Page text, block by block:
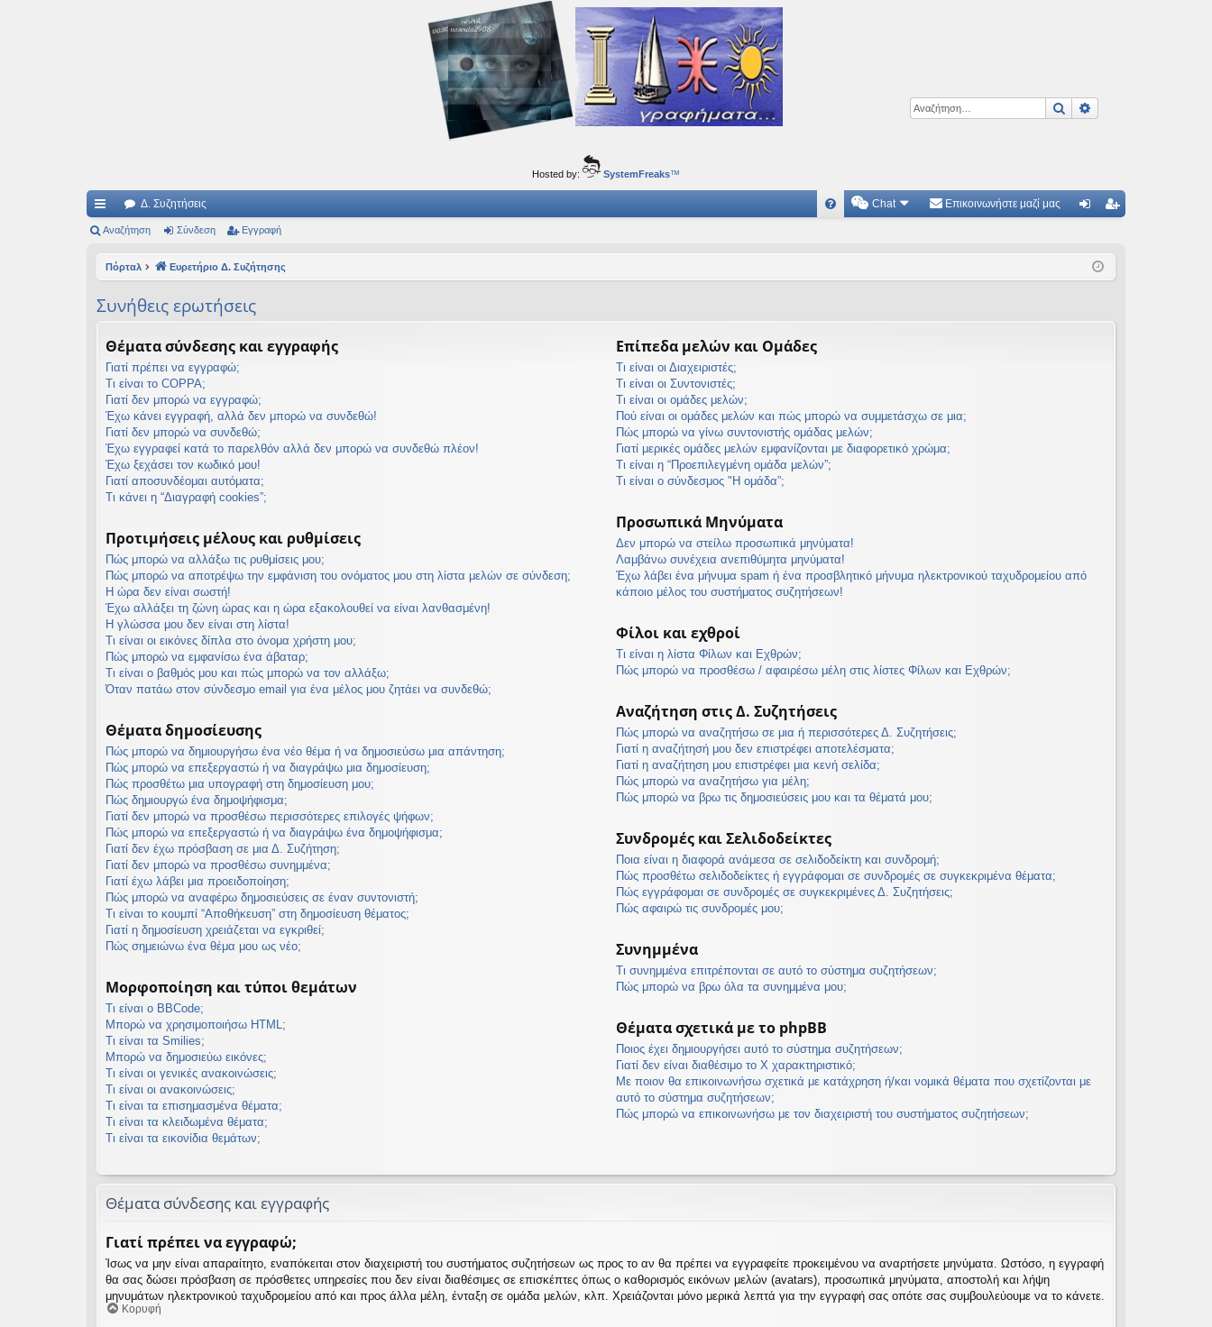
Αναζήτηση
Αυτός ο τόπος φιλοδοξεί να ανοίγει μονοπάτια για τα συναρπαστικά και όμορφα ταξίδια του νού...
Hosted by: SystemFreaks™
Γ
ρή
ς
Δ. Συζητήσεις Chat Επικοινωνήστε μαζί μας
ρα
Αναζήτηση Σύνδεση Εγγραφή
Πόρταλ Ευρετήριο Δ. Συζήτησης
Συνήθεις ερωτήσεις
Θέματα σύνδεσης και εγγραφής
Γιατί πρέπει να εγγραφώ;
Τι είναι το COPPA;
Γιατί δεν μπορώ να εγγραφώ;
Έχω κάνει εγγραφή, αλλά δεν μπορώ να συνδεθώ!
Γιατί δεν μπορώ να συνδεθώ;
Έχω εγγραφεί κατά το παρελθόν αλλά δεν μπορώ να συνδεθώ πλέον!
Έχω ξεχάσει τον κωδικό μου!
Γιατί αποσυνδέομαι αυτόματα;
Τι κάνει η “Διαγραφή cookies”;
Προτιμήσεις μέλους και ρυθμίσεις
Πώς μπορώ να αλλάξω τις ρυθμίσεις μου;
Πώς μπορώ να αποτρέψω την εμφάνιση του ονόματος μου στη λίστα μελών σε σύνδεση;
Η ώρα δεν είναι σωστή!
Έχω αλλάξει τη ζώνη ώρας και η ώρα εξακολουθεί να είναι λανθασμένη!
Η γλώσσα μου δεν είναι στη λίστα!
Τι είναι οι εικόνες δίπλα στο όνομα χρήστη μου;
Πώς μπορώ να εμφανίσω ένα άβαταρ;
Τι είναι ο βαθμός μου και πώς μπορώ να τον αλλάξω;
Όταν πατάω στον σύνδεσμο email για ένα μέλος μου ζητάει να συνδεθώ;
Θέματα δημοσίευσης
Πώς μπορώ να δημιουργήσω ένα νέο θέμα ή να δημοσιεύσω μια απάντηση;
Πώς μπορώ να επεξεργαστώ ή να διαγράψω μια δημοσίευση;
Πώς προσθέτω μια υπογραφή στη δημοσίευση μου;
Πώς δημιουργώ ένα δημοψήφισμα;
Γιατί δεν μπορώ να προσθέσω περισσότερες επιλογές ψήφων;
Πώς μπορώ να επεξεργαστώ ή να διαγράψω ένα δημοψήφισμα;
Γιατί δεν έχω πρόσβαση σε μια Δ. Συζήτηση;
Γιατί δεν μπορώ να προσθέσω συνημμένα;
Γιατί έχω λάβει μια προειδοποίηση;
Πώς μπορώ να αναφέρω δημοσιεύσεις σε έναν συντονιστή;
Τι είναι το κουμπί “Αποθήκευση” στη δημοσίευση θέματος;
Γιατί η δημοσίευση χρειάζεται να εγκριθεί;
Πώς σημειώνω ένα θέμα μου ως νέο;
Μορφοποίηση και τύποι θεμάτων
Τι είναι ο BBCode;
Μπορώ να χρησιμοποιήσω HTML;
Τι είναι τα Smilies;
Μπορώ να δημοσιεύω εικόνες;
Τι είναι οι γενικές ανακοινώσεις;
Τι είναι οι ανακοινώσεις;
Τι είναι τα επισημασμένα θέματα;
Τι είναι τα κλειδωμένα θέματα;
Τι είναι τα εικονίδια θεμάτων;
Επίπεδα μελών και Ομάδες
Τι είναι οι Διαχειριστές;
Τι είναι οι Συντονιστές;
Τι είναι οι ομάδες μελών;
Πού είναι οι ομάδες μελών και πώς μπορώ να συμμετάσχω σε μια;
Πώς μπορώ να γίνω συντονιστής ομάδας μελών;
Γιατί μερικές ομάδες μελών εμφανίζονται με διαφορετικό χρώμα;
Τι είναι η “Προεπιλεγμένη ομάδα μελών”;
Τι είναι ο σύνδεσμος "Η ομάδα”;
Προσωπικά Μηνύματα
Δεν μπορώ να στείλω προσωπικά μηνύματα!
Λαμβάνω συνέχεια ανεπιθύμητα μηνύματα!
Έχω λάβει ένα μήνυμα spam ή ένα προσβλητικό μήνυμα ηλεκτρονικού ταχυδρομείου από
κάποιο μέλος του συστήματος συζητήσεων!
Φίλοι και εχθροί
Τι είναι η λίστα Φίλων και Εχθρών;
Πώς μπορώ να προσθέσω / αφαιρέσω μέλη στις λίστες Φίλων και Εχθρών;
Αναζήτηση στις Δ. Συζητήσεις
Πώς μπορώ να αναζητήσω σε μια ή περισσότερες Δ. Συζητήσεις;
Γιατί η αναζήτησή μου δεν επιστρέφει αποτελέσματα;
Γιατί η αναζήτηση μου επιστρέφει μια κενή σελίδα;
Πώς μπορώ να αναζητήσω για μέλη;
Πώς μπορώ να βρω τις δημοσιεύσεις μου και τα θέματά μου;
Συνδρομές και Σελιδοδείκτες
Ποια είναι η διαφορά ανάμεσα σε σελιδοδείκτη και συνδρομή;
Πώς προσθέτω σελιδοδείκτες ή εγγράφομαι σε συνδρομές σε συγκεκριμένα θέματα;
Πώς εγγράφομαι σε συνδρομές σε συγκεκριμένες Δ. Συζητήσεις;
Πώς αφαιρώ τις συνδρομές μου;
Συνημμένα
Τι συνημμένα επιτρέπονται σε αυτό το σύστημα συζητήσεων;
Πώς μπορώ να βρω όλα τα συνημμένα μου;
Θέματα σχετικά με το phpBB
Ποιος έχει δημιουργήσει αυτό το σύστημα συζητήσεων;
Γιατί δεν είναι διαθέσιμο το Χ χαρακτηριστικό;
Με ποιον θα επικοινωνήσω σχετικά με κατάχρηση ή/και νομικά θέματα που σχετίζονται με
αυτό το σύστημα συζητήσεων;
Πώς μπορώ να επικοινωνήσω με τον διαχειριστή του συστήματος συζητήσεων;
Θέματα σύνδεσης και εγγραφής
Γιατί πρέπει να εγγραφώ;
Ίσως να μην είναι απαραίτητο, εναπόκειται στον διαχειριστή του συστήματος συζητήσεων ως προς το αν θα πρέπει να εγγραφείτε προκειμένου να αναρτήσετε μηνύματα. Ωστόσο, η εγγραφή
θα σας δώσει πρόσβαση σε πρόσθετες υπηρεσίες που δεν είναι διαθέσιμες σε επισκέπτες όπως ο καθορισμός εικόνων μελών (avatars), προσωπικά μηνύματα, αποστολή και λήψη
μηνυμάτων ηλεκτρονικού ταχυδρομείου από και προς άλλα μέλη, ένταξη σε ομάδα μελών, κλπ. Χρειάζονται μόνο μερικά λεπτά για την εγγραφή σας οπότε σας συμβουλεύουμε να το κάνετε.
Κορυφή